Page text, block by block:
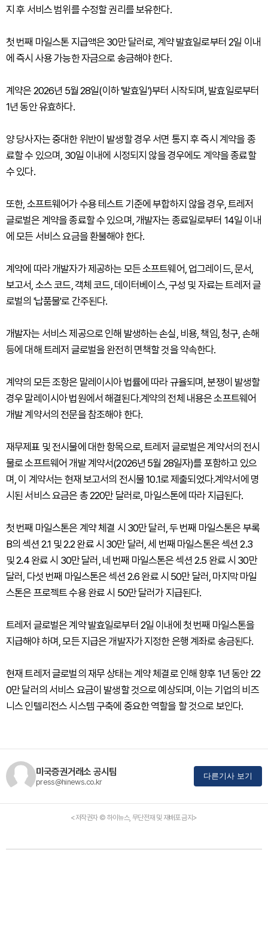
지 후 서비스 범위를 수정할 권리를 보유한다.
첫 번째 마일스톤 지급액은 30만 달러로, 계약 발효일로부터 2일 이내
에 즉시 사용 가능한 자금으로 송금해야 한다.
계약은 2026년 5월 28일(이하 '발효일')부터 시작되며, 발효일로부터
1년 동안 유효하다.
양 당사자는 중대한 위반이 발생할 경우 서면 통지 후 즉시 계약을 종
료할 수 있으며, 30일 이내에 시정되지 않을 경우에도 계약을 종료할
수 있다.
또한, 소프트웨어가 수용 테스트 기준에 부합하지 않을 경우, 트레저
글로벌은 계약을 종료할 수 있으며, 개발자는 종료일로부터 14일 이내
에 모든 서비스 요금을 환불해야 한다.
계약에 따라 개발자가 제공하는 모든 소프트웨어, 업그레이드, 문서,
보고서, 소스 코드, 객체 코드, 데이터베이스, 구성 및 자료는 트레저 글
로벌의 '납품물'로 간주된다.
개발자는 서비스 제공으로 인해 발생하는 손실, 비용, 책임, 청구, 손해
등에 대해 트레저 글로벌을 완전히 면책할 것을 약속한다.
계약의 모든 조항은 말레이시아 법률에 따라 규율되며, 분쟁이 발생할
경우 말레이시아 법원에서 해결된다.계약의 전체 내용은 소프트웨어
개발 계약서의 전문을 참조해야 한다.
재무제표 및 전시물에 대한 항목으로, 트레저 글로벌은 계약서의 전시
물로 소프트웨어 개발 계약서(2026년 5월 28일자)를 포함하고 있으
며, 이 계약서는 현재 보고서의 전시물 10.1로 제출되었다.계약서에 명
시된 서비스 요금은 총 220만 달러로, 마일스톤에 따라 지급된다.
첫 번째 마일스톤은 계약 체결 시 30만 달러, 두 번째 마일스톤은 부록
B의 섹션 2.1 및 2.2 완료 시 30만 달러, 세 번째 마일스톤은 섹션 2.3
및 2.4 완료 시 30만 달러, 네 번째 마일스톤은 섹션 2.5 완료 시 30만
달러, 다섯 번째 마일스톤은 섹션 2.6 완료 시 50만 달러, 마지막 마일
스톤은 프로젝트 수용 완료 시 50만 달러가 지급된다.
트레저 글로벌은 계약 발효일로부터 2일 이내에 첫 번째 마일스톤을
지급해야 하며, 모든 지급은 개발자가 지정한 은행 계좌로 송금된다.
현재 트레저 글로벌의 재무 상태는 계약 체결로 인해 향후 1년 동안 22
0만 달러의 서비스 요금이 발생할 것으로 예상되며, 이는 기업의 비즈
니스 인텔리전스 시스템 구축에 중요한 역할을 할 것으로 보인다.
미국증권거래소 공시팀
press@hinews.co.kr
다른기사 보기
<저작권자 © 하이뉴스, 무단전재 및 재배포 금지>